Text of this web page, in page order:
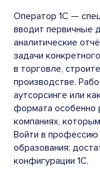
Оператор 1С —
вводит первичные
аналитические
задачи
в торговле,
производстве.
аутсорсинге или
формата особенно
компаниях,
Войти в
образования:
конфигурации 1С.